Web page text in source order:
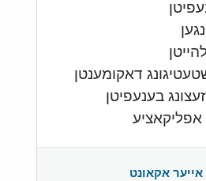
דאקומענטן
בענעפיטן
אפליקאציע
אייער אקאונט